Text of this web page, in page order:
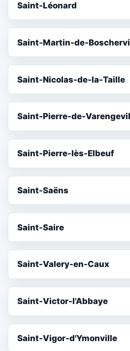
Saint-Léonard
Saint-Martin-de-
Saint-Nicolas-de-la-Taille
Saint-Pierre-de-
Saint-Pierre-lès-Elbeuf
Saint-Saëns
Saint-Saire
Saint-Valery-en-Caux
Saint-Victor-l'Abbaye
Saint-Vigor-d'Ymonville